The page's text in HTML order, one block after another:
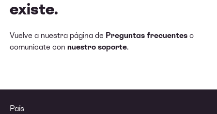
existe.
Vuelve a nuestra página de Preguntas frecuentes o
comunícate con nuestro soporte.
País